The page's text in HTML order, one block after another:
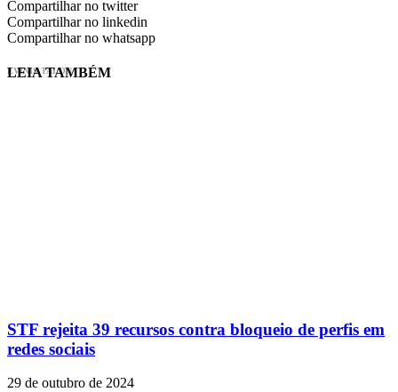
Compartilhar no twitter
Compartilhar no linkedin
Compartilhar no whatsapp
EVINIS TALON
LEIA TAMBÉM
STF rejeita 39 recursos contra bloqueio de perfis em
redes sociais
29 de outubro de 2024